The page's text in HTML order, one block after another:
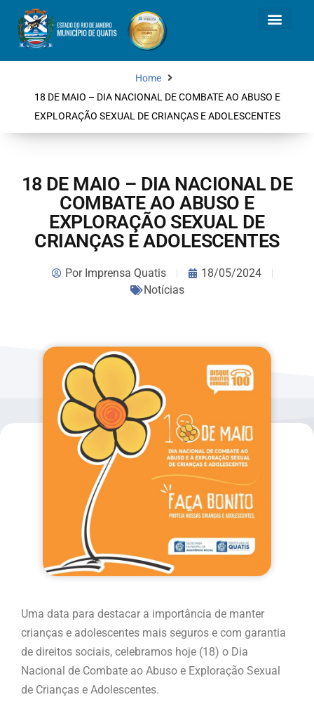
Home
18 DE MAIO – DIA NACIONAL DE COMBATE AO ABUSO E
EXPLORAÇÃO SEXUAL DE CRIANÇAS E ADOLESCENTES
18 DE MAIO – DIA NACIONAL DE
COMBATE AO ABUSO E
EXPLORAÇÃO SEXUAL DE
CRIANÇAS E ADOLESCENTES
PorImprensa Quatis
18/05/2024
Notícias
Uma data para destacar a importância de manter
crianças e adolescentes mais seguros e com garantia
de direitos sociais, celebramos hoje (18) o Dia
Nacional de Combate ao Abuso e Exploração Sexual
de Crianças e Adolescentes.